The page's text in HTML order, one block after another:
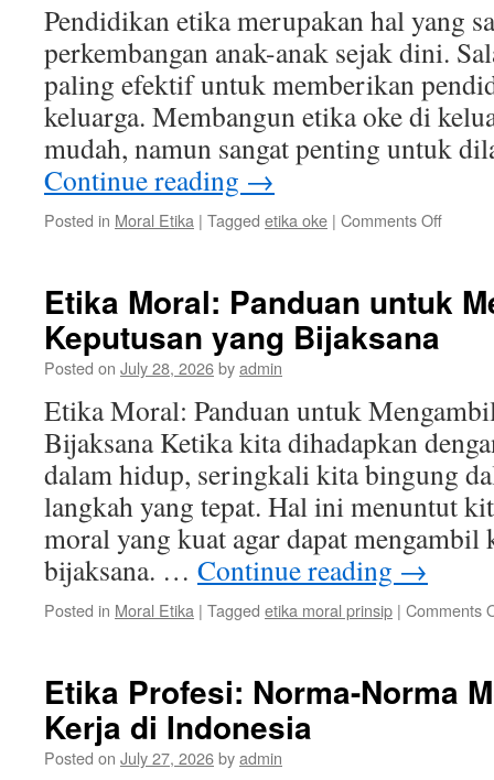
Pendidikan etika merupakan hal yang
perkembangan anak-anak sejak dini.
paling efektif untuk memberikan
keluarga. Membangun etika oke di
mudah, namun sangat penting untuk
Continue reading →
Posted in Moral Etika | Tagged etika oke | Comments Offon
di
Sejak
Dini
Etika Moral: Panduan untuk
Keputusan yang Bijaksana
Posted on July 28, 2026byadmin
Etika Moral: Panduan untuk
Bijaksana Ketika kita dihadapkan
dalam hidup, seringkali kita bingung
langkah yang tepat. Hal ini menuntut
moral yang kuat agar dapat mengambil
bijaksana. … Continue reading →
Posted in Moral Etika | Tagged etika moral prinsip | Comments
Etika Profesi: Norma-Norma
Kerja di Indonesia
Posted on July 27, 2026byadmin